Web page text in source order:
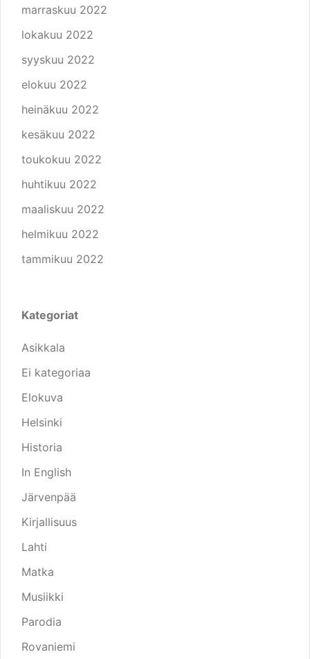
marraskuu 2022
lokakuu 2022
syyskuu 2022
elokuu 2022
heinäkuu 2022
kesäkuu 2022
toukokuu 2022
huhtikuu 2022
maaliskuu 2022
helmikuu 2022
tammikuu 2022
Kategoriat
Asikkala
Ei kategoriaa
Elokuva
Helsinki
Historia
In English
Järvenpää
Kirjallisuus
Lahti
Matka
Musiikki
Parodia
Rovaniemi